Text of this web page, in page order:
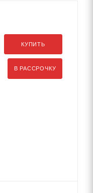
КУПИТЬ
В РАССРОЧКУ